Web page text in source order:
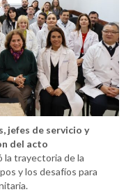
jefes de servicio y
del acto
la trayectoria de la
y los desafíos para